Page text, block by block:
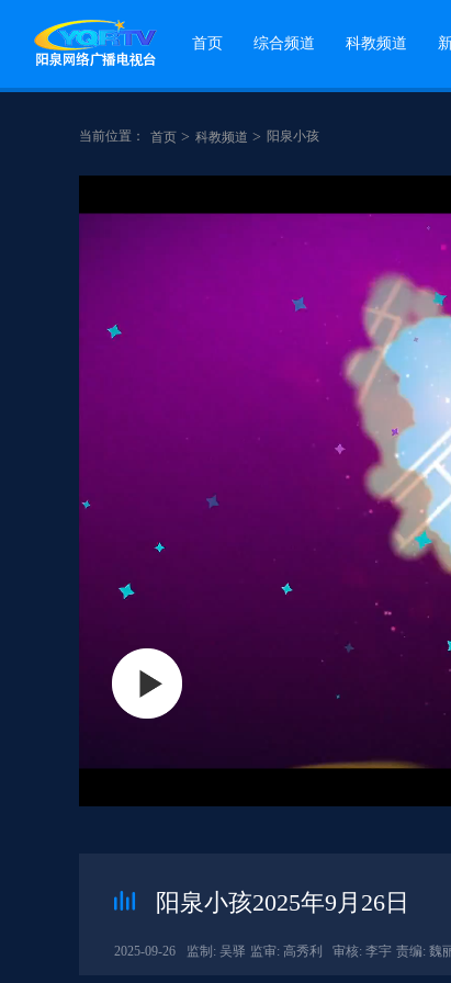
首页 综合频道 科教频道
当前位置： 首页 > 科教频道 > 阳泉小孩
阳泉小孩2025年9月26日
2025-09-26 监制: 吴驿 监审: 高秀利 审核: 李宇 责编: 魏